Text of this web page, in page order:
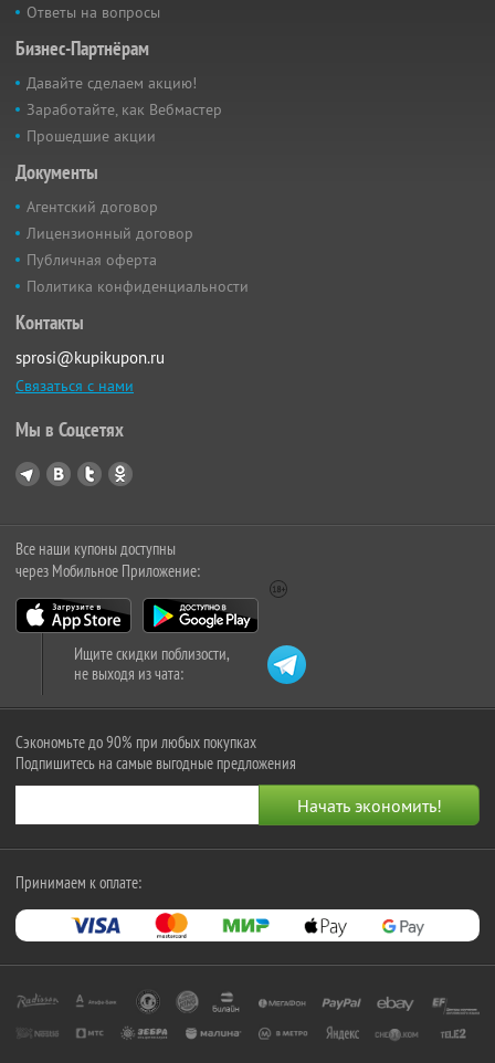
Ответы на вопросы
Бизнес-Партнёрам
Давайте сделаем акцию!
Заработайте, как Вебмастер
Прошедшие акции
Документы
Агентский договор
Лицензионный договор
Публичная оферта
Политика конфиденциальности
Контакты
sprosi@kupikupon.ru
Связаться с нами
Мы в Соцсетях
Все наши купоны доступны
через Мобильное Приложение:
Ищите скидки поблизости,
не выходя из чата:
Сэкономьте до 90% при любых покупках
Подпишитесь на самые выгодные предложения
Принимаем к оплате: